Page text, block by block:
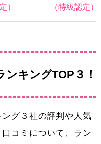
）
（特級認定）
キングTOP３！
グ３社の評判や人気
コミについて、ラン